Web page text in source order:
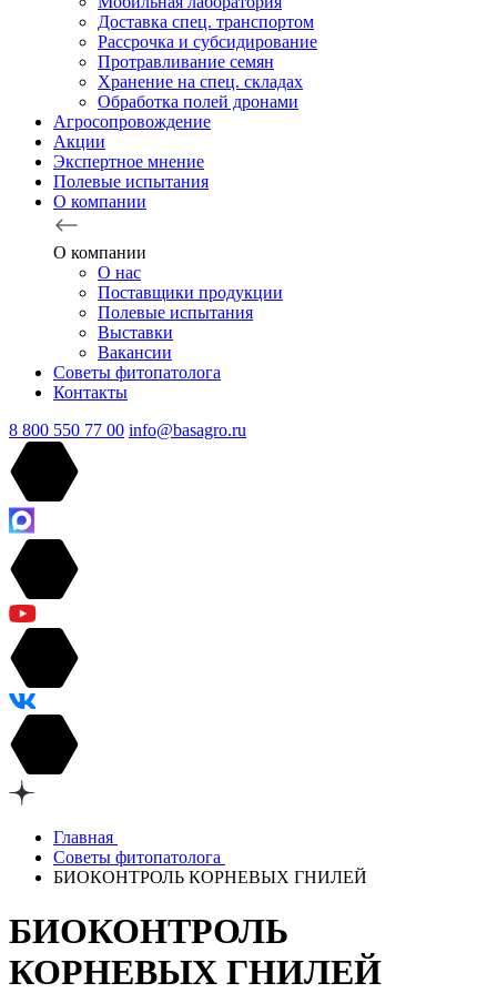
Доставка спец. транспортом
Рассрочка и субсидирование
Протравливание семян
Хранение на спец. складах
Обработка полей дронами
Агросопровождение
Акции
Экспертное мнение
Полевые испытания
О компании
О компании
О нас
Поставщики продукции
Полевые испытания
Выставки
Вакансии
Советы фитопатолога
Контакты
8 800 550 77 00 info@basagro.ru
Главная
Советы фитопатолога
БИОКОНТРОЛЬ КОРНЕВЫХ ГНИЛЕЙ
БИОКОНТРОЛЬ
КОРНЕВЫХ ГНИЛЕЙ